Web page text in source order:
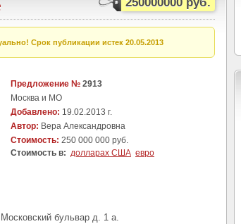
Срок публикации истек 20.05.2013
Предложение № 2913
Москва и МО
Добавлено: 19.02.2013 г.
Автор: Вера Александровна
Стоимость: 250 000 000 руб.
Стоимость в: долларах США евро
бульвар д. 1 а.